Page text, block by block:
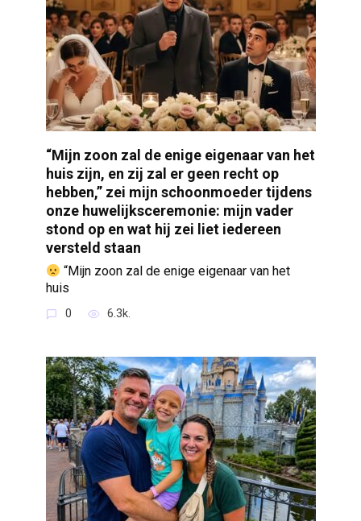
“Mijn zoon zal de enige eigenaar van het
huis zijn, en zij zal er geen recht op
hebben,” zei mijn schoonmoeder tijdens
onze huwelijksceremonie: mijn vader
stond op en wat hij zei liet iedereen
versteld staan
“Mijn zoon zal de enige eigenaar van het
huis
0 6.3k.